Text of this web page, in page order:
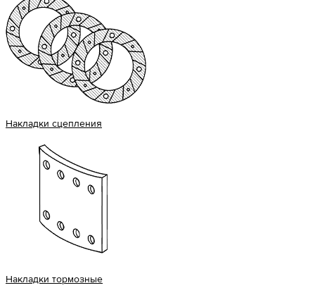
Накладки сцепления
Накладки тормозные